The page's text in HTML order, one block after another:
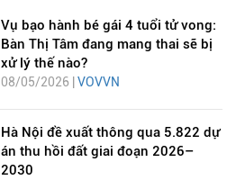
Vụ bạo hành bé gái 4 tuổi tử vong:
Bàn Thị Tâm đang mang thai sẽ bị
xử lý thế nào?
08/05/2026 | VOVVN
Hà Nội đề xuất thông qua 5.822 dự
án thu hồi đất giai đoạn 2026–
2030